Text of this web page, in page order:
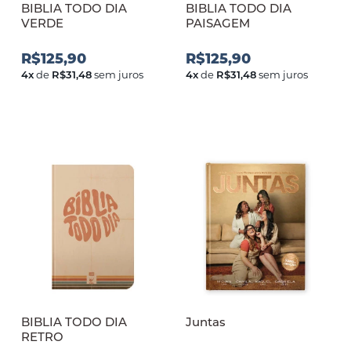
BIBLIA TODO DIA
VERDE
R$125,90
4xde R$31,48sem juros
BIBLIA TODO DIA
PAISAGEM
R$125,90
4xde R$31,48sem juros
BIBLIA TODO DIA
RETRO
Juntas